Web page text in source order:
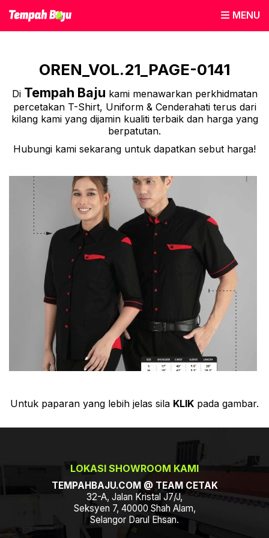
MENU
OREN_VOL.21_PAGE-0141
Di Tempah Baju kami menawarkan perkhidmatan
percetakan T-Shirt, Uniform & Cenderahati terus dari
kilang kami yang dijamin kualiti terbaik dan harga yang
berpatutan.
Hubungi kami sekarang untuk dapatkan sebut harga!
Untuk paparan yang lebih jelas sila KLIK pada gambar.
LOKASI SHOWROOM KAMI
TEMPAHBAJU.COM @ TEAM CETAK
32-A, Jalan Kristal J7/J,
Seksyen 7, 40000 Shah Alam,
Selangor Darul Ehsan.